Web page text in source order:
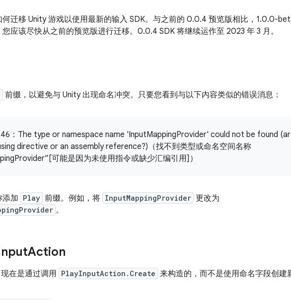
迁移 Unity 游戏以使用最新的输入 SDK。与之前的 0.0.4 预览版相比，1.0.0-
您应该尽快从之前的预览版进行迁移。0.0.4 SDK 将继续运作至 2023 年 3 月。
前缀，以避免与 Unity 出现命名冲突。只要您看到与以下内容类似的错误消息：
：The type or namespace name 'InputMappingProvider' could not be found
directive or an assembly reference?)（找不到类型或命名空间名称
可能是因为未使用指令或缺少汇编引用]）
添加 Play 前缀。例如，将 InputMappingProvider 更改为
。
Action
现在是通过调用 PlayInputAction.Create 来构造的，而不是使用命名字段创建